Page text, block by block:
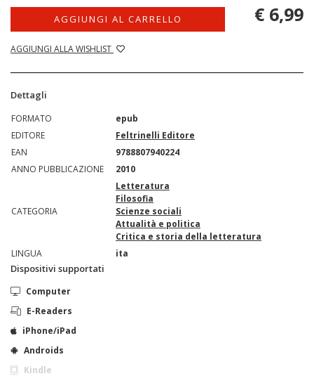
AGGIUNGI AL CARRELLO
AGGIUNGI ALLA WISHLIST
€ 6,99
Dettagli
FORMATO
epub
EDITORE
Feltrinelli Editore
EAN
9788807940224
ANNO PUBBLICAZIONE
2010
CATEGORIA
Letteratura
Filosofia
Scienze sociali
Attualità e politica
Critica e storia della letteratura
LINGUA
ita
Dispositivi supportati
Computer
E-Readers
iPhone/iPad
Androids
Kindle